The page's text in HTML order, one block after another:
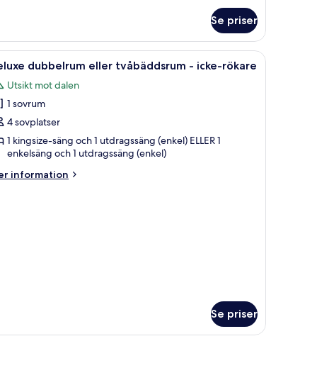
Se priser
Deluxe dubbelrum eller tvåbäddsrum -
1 dubbelrum eller tvåbäddsrum - icke-rökare
Utsikt mot dalen
1 sovrum
4 sovplatser
1 kingsize-säng och 1 utdragssäng (enkel) ELLER 1
enkelsäng och 1 utdragssäng (enkel)
information
Se priser
sängbord och en vägglampa.